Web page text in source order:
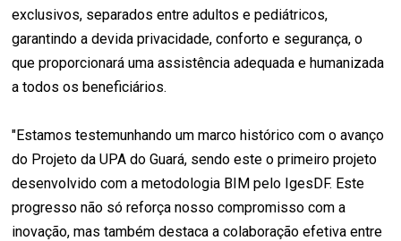
exclusivos, separados entre adultos e pediátricos,
garantindo a devida privacidade, conforto e segurança, o
que proporcionará uma assistência adequada e humanizada
a todos os beneficiários.
"Estamos testemunhando um marco histórico com o avanço
do Projeto da UPA do Guará, sendo este o primeiro projeto
desenvolvido com a metodologia BIM pelo IgesDF. Este
progresso não só reforça nosso compromisso com a
inovação, mas também destaca a colaboração efetiva entre